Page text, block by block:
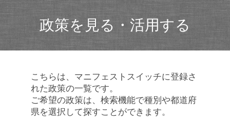
政策を見る・活用する
こちらは、マニフェストスイッチに登録さ
れた政策の一覧です。
ご希望の政策は、検索機能で種別や都道府
県を選択して探すことができます。